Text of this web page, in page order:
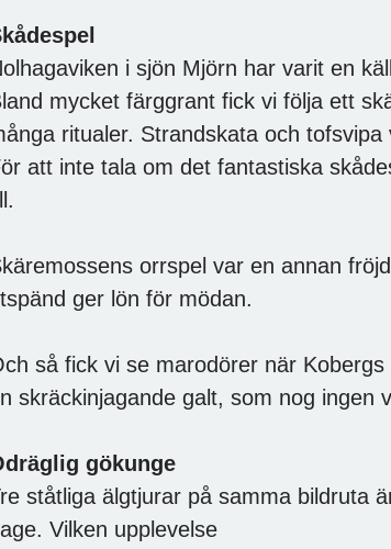
i sjön Mjörn har varit en
mycket färggrant fick vi följa ett
ritualer. Strandskata och
att inte tala om det fantastiska
orrspel var en annan
ger lön för mödan.
så fick vi se marodörer när
skräckinjagande galt, som nog ingen
gökunge
ståtliga älgtjurar på samma bildruta
Vilken upplevelse